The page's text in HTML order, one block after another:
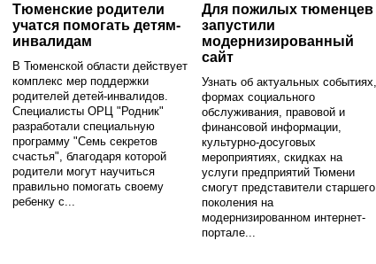
Тюменские родители
учатся помогать детям-
инвалидам
В Тюменской области действует
комплекс мер поддержки
родителей детей-инвалидов.
Специалисты ОРЦ "Родник"
разработали специальную
программу "Семь секретов
счастья", благодаря которой
родители могут научиться
правильно помогать своему
ребенку с...
Для пожилых тюменцев
запустили
модернизированный
сайт
Узнать об актуальных событиях,
формах социального
обслуживания, правовой и
финансовой информации,
культурно-досуговых
мероприятиях, скидках на
услуги предприятий Тюмени
смогут представители старшего
поколения на
модернизированном интернет-
портале...